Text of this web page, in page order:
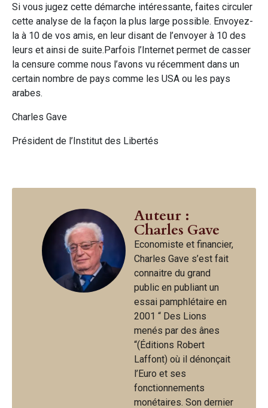
Si vous jugez cette démarche intéressante, faites circuler
cette analyse de la façon la plus large possible. Envoyez-
la à 10 de vos amis, en leur disant de l’envoyer à 10 des
leurs et ainsi de suite.Parfois l’Internet permet de casser
la censure comme nous l’avons vu récemment dans un
certain nombre de pays comme les USA ou les pays
arabes.
Charles Gave
Président de l’Institut des Libertés
Auteur :
Charles Gave
Economiste et financier,
Charles Gave s’est fait
connaitre du grand
public en publiant un
essai pamphlétaire en
2001 “ Des Lions
menés par des ânes
“(Éditions Robert
Laffont) où il dénonçait
l’Euro et ses
fonctionnements
monétaires. Son dernier